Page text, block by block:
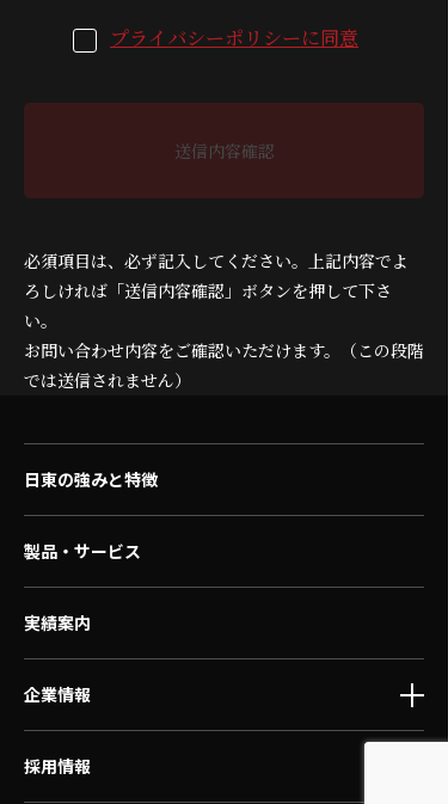
プライバシーポリシーに同意
送信内容確認
必須項目は、必ず記入してください。上記内容でよ
ろしければ「送信内容確認」ボタンを押して下さ
い。
お問い合わせ内容をご確認いただけます。（この段階
では送信されません）
日東の強みと特徴
製品・サービス
実績案内
企業情報
採用情報